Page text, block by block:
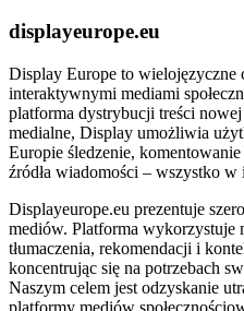
displayeurope.eu
Display Europe to wielojęzyczne
interaktywnymi mediami
platforma dystrybucji treści
medialne, Display umożliwia
Europie śledzenie,
źródła wiadomości – wszystko
Displayeurope.eu prezentuje
mediów. Platforma wykorzystuje
tłumaczenia, rekomendacji i
koncentrując się na potrzebach
Naszym celem jest odzyskanie
platformy mediów